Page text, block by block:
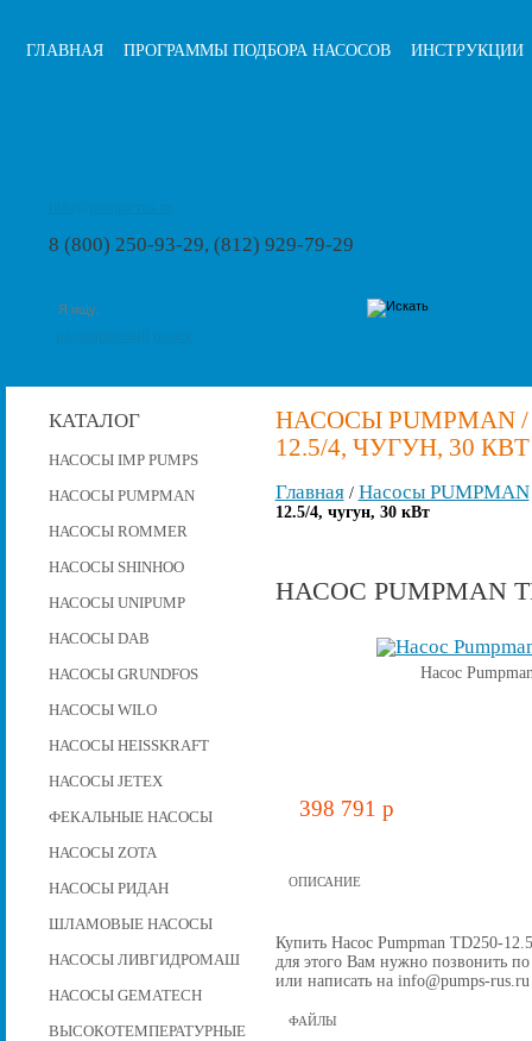
ГЛАВНАЯ ПРОГРАММЫ ПОДБОРА НАСОСОВ ИНСТРУКЦИИ
8 (800) 250-93-29, (812) 929-79-29
КАТАЛОГ
НАСОСЫ IMP PUMPS
НАСОСЫ PUMPMAN
НАСОСЫ ROMMER
НАСОСЫ SHINHOO
НАСОСЫ UNIPUMP
НАСОСЫ DAB
НАСОСЫ GRUNDFOS
НАСОСЫ WILO
НАСОСЫ HEISSKRAFT
НАСОСЫ JETEX
ФЕКАЛЬНЫЕ НАСОСЫ
НАСОСЫ ZOTA
НАСОСЫ РИДАН
ШЛАМОВЫЕ НАСОСЫ
НАСОСЫ ЛИВГИДРОМАШ
НАСОСЫ GEMATECH
ВЫСОКОТЕМПЕРАТУРНЫЕ
НАСОСЫ PUMPMAN /
12.5/4, ЧУГУН, 30 КВТ
Главная/ Насосы PUMPMAN
12.5/4, чугун, 30 кВт
НАСОС PUMPMAN
Насос
398 791 p
ОПИСАНИЕ
Купить Насос Pumpman TD250-
для этого Вам нужно позвонить
или написать на info@pumps-rus.ru
ФАЙЛЫ